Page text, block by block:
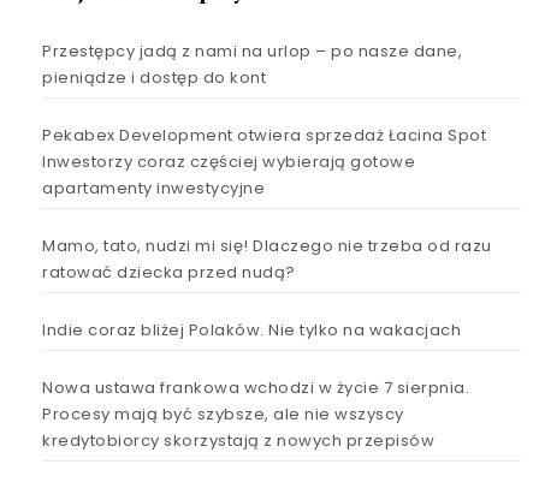
Przestępcy jadą z nami na urlop – po nasze dane,
pieniądze i dostęp do kont
Pekabex Development otwiera sprzedaż Łacina Spot
Inwestorzy coraz częściej wybierają gotowe
apartamenty inwestycyjne
Mamo, tato, nudzi mi się! Dlaczego nie trzeba od razu
ratować dziecka przed nudą?
Indie coraz bliżej Polaków. Nie tylko na wakacjach
Nowa ustawa frankowa wchodzi w życie 7 sierpnia.
Procesy mają być szybsze, ale nie wszyscy
kredytobiorcy skorzystają z nowych przepisów